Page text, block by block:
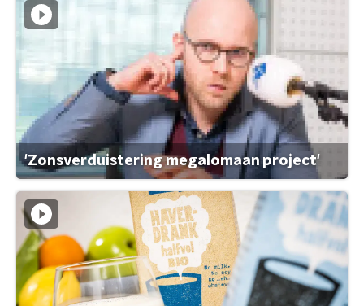
'Zonsverduistering megalomaan project'